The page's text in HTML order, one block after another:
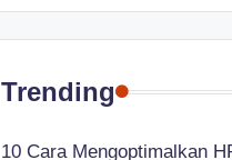
Trending
10 Cara Mengoptimalkan